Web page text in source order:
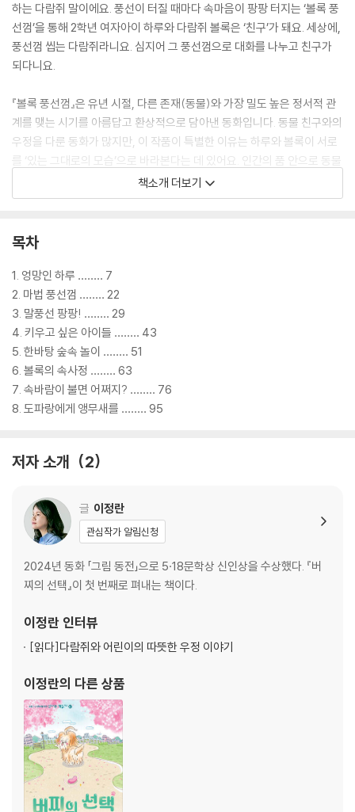
하는 다람쥐 말이에요. 풍선이 터질 때마다 속마음이 팡팡 터지는 ‘볼록 풍
선껌’을 통해 2학년 여자아이 하루와 다람쥐 볼록은 ‘친구’가 돼요. 세상에,
풍선껌 씹는 다람쥐라니요. 심지어 그 풍선껌으로 대화를 나누고 친구가
되다니요.
『볼록 풍선껌』은 유년 시절, 다른 존재(동물)와 가장 밀도 높은 정서적 관
계를 맺는 시기를 아름답고 환상적으로 담아낸 동화입니다. 동물 친구와의
우정을 다룬 동화가 많지만, 이 작품이 특별한 이유는 하루와 볼록이 서로
를 ‘있는 그대로의 모습’으로 바라본다는 데 있어요. 인간의 품 안으로 동물
을 데려와 귀여움을 소비하는 방식이 아닌, 각자의 자리에서 각자의 방식
으로 만난 두 존재의 교감이죠. 숲에 사는 다람쥐와 정말 친구가 될 수 있을
가가 산뜻한 감각으로 써 내려간 글을 토대로 모루토리 작가가 더할 나위
는 하루와 볼록을 보면서 평범했던 여러분의 일상도 고소하게 변해 있을
거랍니다.
책소개 더보기
목차
1. 엉망인 하루 ‥‥‥‥ 7
2. 마법 풍선껌 ‥‥‥‥ 22
3. 말풍선 팡팡! ‥‥‥‥ 29
4. 키우고 싶은 아이들 ‥‥‥‥ 43
5. 한바탕 숲속 놀이 ‥‥‥‥ 51
6. 볼록의 속사정 ‥‥‥‥ 63
7. 속바람이 불면 어쩌지? ‥‥‥‥ 76
8. 도파랑에게 앵무새를 ‥‥‥‥ 95
저자 소개 2
글 이정란
관심작가 알림신청
2024년 동화 「그림 동전」으로 5·18문학상 신인상을 수상했다. 『버
찌의 선택』이 첫 번째로 펴내는 책이다.
이정란 인터뷰
[읽다] 다람쥐와 어린이의 따뜻한 우정 이야기
이정란의 다른 상품